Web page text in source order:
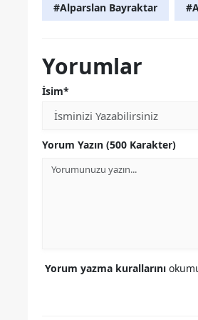
#Alparslan Bayraktar
Yorumlar
İsim*
Yorum Yazın (500 Karakter)
Yorum yazma kurallarını